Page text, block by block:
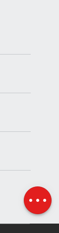
Kaart